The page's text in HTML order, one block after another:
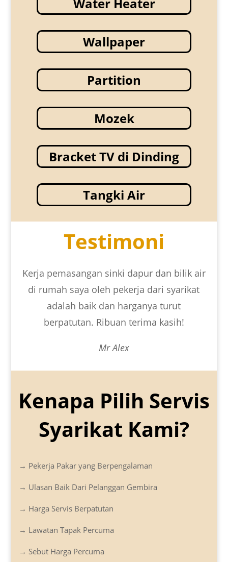
Wallpaper
Partition
Mozek
Bracket TV di Dinding
Tangki Air
Testimoni
Kerja pemasangan sinki dapur dan bilik air
di rumah saya oleh pekerja dari syarikat
adalah baik dan harganya turut
berpatutan. Ribuan terima kasih!
Mr Alex
Kenapa Pilih Servis
Syarikat Kami?
→ Pekerja Pakar yang Berpengalaman
→ Ulasan Baik Dari Pelanggan Gembira
→ Harga Servis Berpatutan
→ Lawatan Tapak Percuma
→ Sebut Harga Percuma